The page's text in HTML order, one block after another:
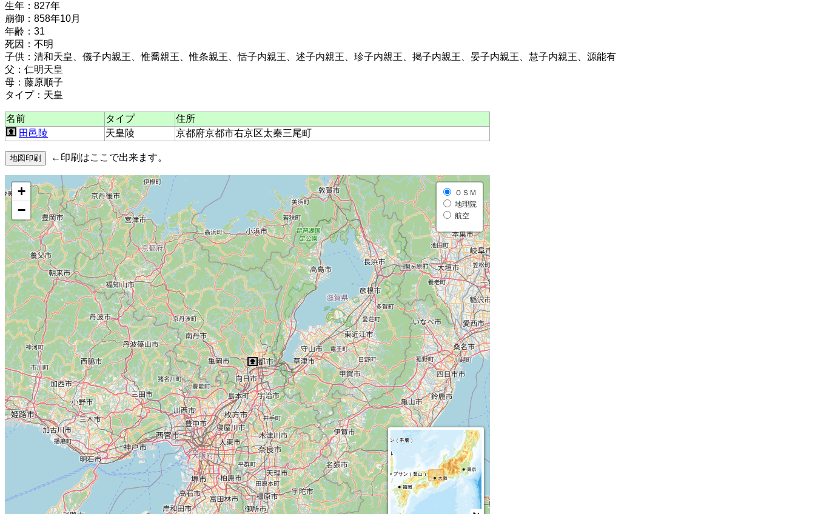
生年：827年
崩御：858年10月
年齢：31
死因：不明
子供：清和天皇、儀子内親王、惟喬親王、惟条親王、恬子内親王、述子内親王、珍子内親王、掲子内親王、晏子内親王、慧子内親王、源能有
父：仁明天皇
母：藤原順子
タイプ：天皇
名前 タイプ
住所
田邑陵
天皇陵 京都府京都市右京区太秦三尾町
←印刷はここで出来ます。
+
−
ＯＳＭ
地理院
航空